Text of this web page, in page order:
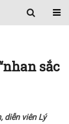
sắc
diễn viên Lý